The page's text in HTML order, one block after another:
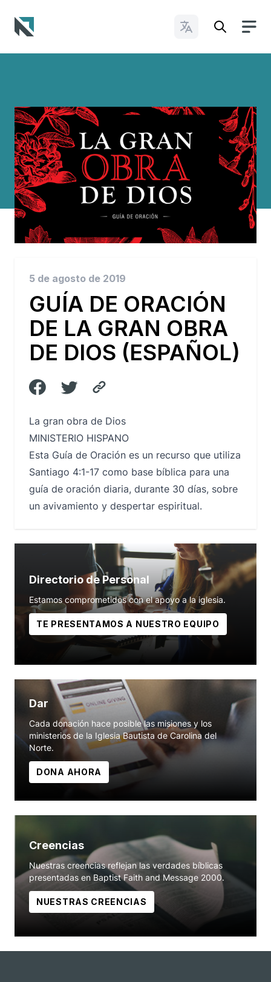
Cambiar idioma
5 de agosto de 2019
GUÍA DE ORACIÓN
DE LA GRAN OBRA
DE DIOS (ESPAÑOL)
La gran obra de Dios
MINISTERIO HISPANO
Esta Guía de Oración es un recurso que utiliza
Santiago 4:1-17 como base bíblica para una
guía de oración diaria, durante 30 días, sobre
un avivamiento y despertar espiritual.
Directorio de Personal
Estamos comprometidos con el apoyo a la iglesia.
TE PRESENTAMOS A NUESTRO EQUIPO
Dar
Cada donación hace posible las misiones y los
ministerios de la Iglesia Bautista de Carolina del
Norte.
DONA AHORA
Creencias
Nuestras creencias reflejan las verdades bíblicas
presentadas en Baptist Faith and Message 2000.
NUESTRAS CREENCIAS